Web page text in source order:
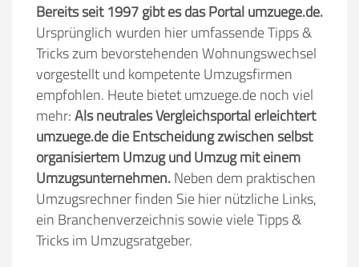
Bereits seit 1997 gibt es das Portal umzuege.de.
Ursprünglich wurden hier umfassende Tipps &
Tricks zum bevorstehenden Wohnungswechsel
vorgestellt und kompetente Umzugsfirmen
empfohlen. Heute bietet umzuege.de noch viel
mehr:Als neutrales Vergleichsportal erleichtert
umzuege.de die Entscheidung zwischen selbst
organisiertem Umzug und Umzug mit einem
Umzugsunternehmen.Neben dem praktischen
Umzugsrechner finden Sie hier nützliche Links,
ein Branchenverzeichnis sowie viele Tipps &
Tricks im Umzugsratgeber.